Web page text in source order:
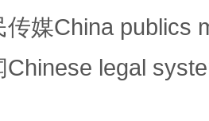
传媒China publics
Chinese legal